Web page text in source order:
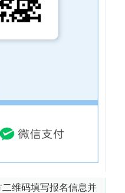
维码填写报名信息并